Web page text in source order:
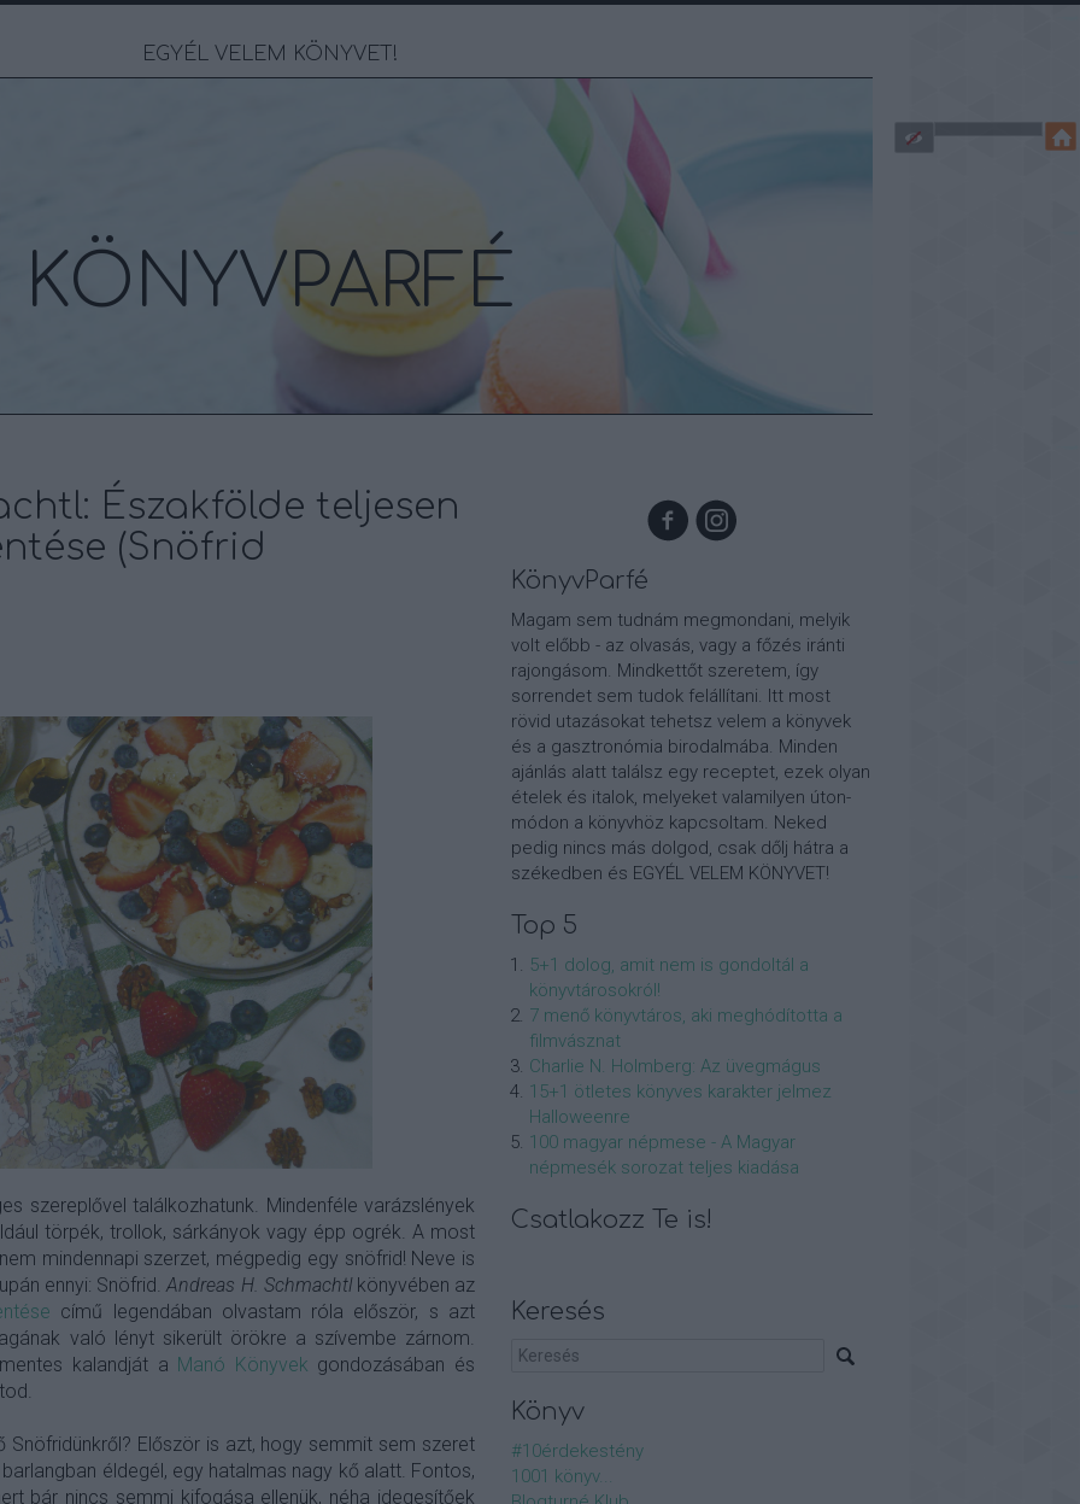
EGYÉL VELEM KÖNYVET!
KÖNYVPARFÉ
Északfölde ​teljesen
(Snöfrid
szereplővel találkozhatunk. Mindenféle varázslények
törpék, trollok, sárkányok vagy épp ogrék. A most
mindennapi szerzet, mégpedig egy snöfrid! Neve is
ennyi: Snöfrid.Andreas H. Schmachtlkönyvében az
című legendában olvastam róla először, s azt
való lényt sikerült örökre a szívembe zárnom.
kalandját a Manó Könyvek gondozásában és
Snöfridünkről? Először is azt, hogy semmit sem szeret
éldegél, egy hatalmas nagy kő alatt. Fontos,
bár nincs semmi kifogása ellenük, néha idegesítőek
KönyvParfé
Magam sem tudnám megmondani, melyik
volt előbb - az olvasás, vagy a főzés iránti
rajongásom. Mindkettőt szeretem, így
sorrendet sem tudok felállítani. Itt most
rövid utazásokat tehetsz velem a könyvek
és a gasztronómia birodalmába. Minden
ajánlás alatt találsz egy receptet, ezek olyan
ételek és italok, melyeket valamilyen úton-
módon a könyvhöz kapcsoltam. Neked
pedig nincs más dolgod, csak dőlj hátra a
székedben és EGYÉL VELEM KÖNYVET!
Top 5
5+1 dolog, amit nem is gondoltál a
könyvtárosokról!
7 menő könyvtáros, aki meghódította a
filmvásznat
Charlie N. Holmberg: Az ​üvegmágus
15+1 ötletes könyves karakter jelmez
Halloweenre
100 magyar népmese - A Magyar
népmesék sorozat teljes kiadása
Csatlakozz Te is!
Keresés
Könyv
#10érdekestény
1001 könyv...